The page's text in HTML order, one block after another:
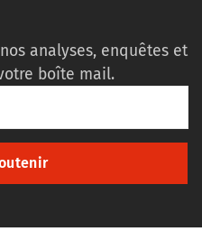
analyses, enquêtes et
boîte mail.